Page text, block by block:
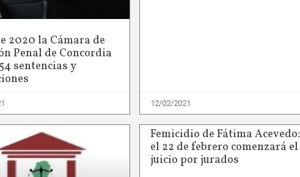
2020 la Cámara de
Penal de Concordia
sentencias y
12/02/2021
Femicidio de Fátima Acevedo:
el 22 de febrero comenzará el
juicio por jurados